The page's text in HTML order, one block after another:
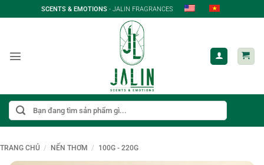
qua
SCENTS & EMOTIONS - JALIN FRAGRANCES
Tìm
kiếm:
TRANG CHỦ / NẾN THƠM / 100G - 220G